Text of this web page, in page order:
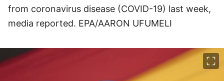
from coronavirus disease (COVID-19) last week,
media reported. EPA/AARON UFUMELI